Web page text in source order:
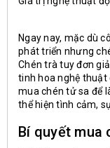
Ngay nay, mặc dù
phát triển nhưng
Chén trà tuy đơn
tinh hoa nghệ thuật
mua chén tử sa để
thể hiện tình cảm,
Bí quyết mua